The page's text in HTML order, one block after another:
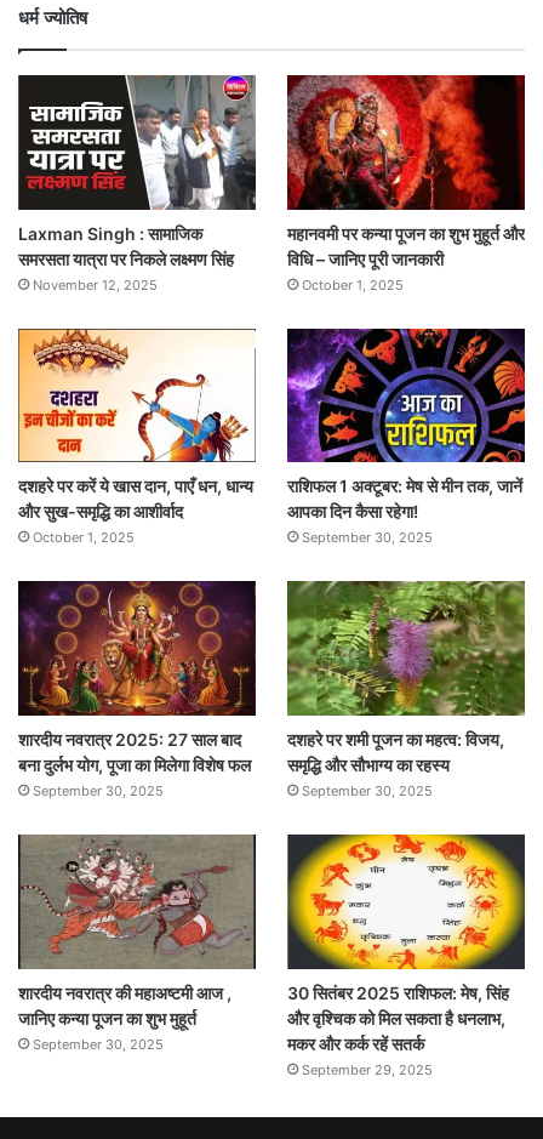
धर्म ज्योतिष
Laxman Singh : सामाजिक
समरसता यात्रा पर निकले लक्ष्मण सिंह
November 12, 2025
महानवमी पर कन्या पूजन का शुभ मुहूर्त और
विधि – जानिए पूरी जानकारी
October 1, 2025
दशहरे पर करें ये खास दान, पाएँ धन, धान्य
और सुख-समृद्धि का आशीर्वाद
October 1, 2025
राशिफल 1 अक्टूबर: मेष से मीन तक, जानें
आपका दिन कैसा रहेगा!
September 30, 2025
शारदीय नवरात्र 2025: 27 साल बाद
बना दुर्लभ योग, पूजा का मिलेगा विशेष फल
September 30, 2025
दशहरे पर शमी पूजन का महत्व: विजय,
समृद्धि और सौभाग्य का रहस्य
September 30, 2025
शारदीय नवरात्र की महाअष्टमी आज ,
जानिए कन्या पूजन का शुभ मुहूर्त
September 30, 2025
30 सितंबर 2025 राशिफल: मेष, सिंह
और वृश्चिक को मिल सकता है धनलाभ,
मकर और कर्क रहें सतर्क
September 29, 2025